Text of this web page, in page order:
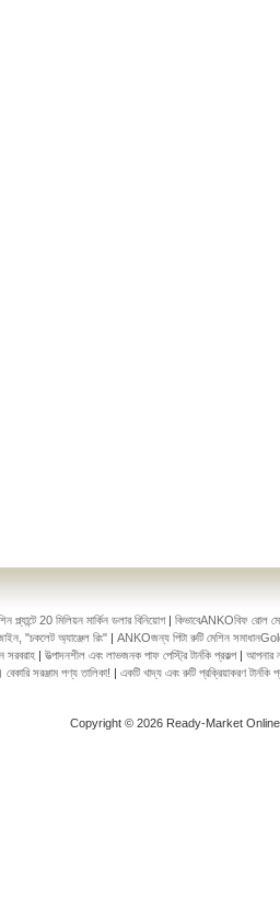
20 মিলিয়ন মার্কিন ডলার বিনিয়োগ |কিভাবেANKOবিফ রোল
"চকলেট অ্যাঞ্জেল রিং" |ANKOজন্য পিটা রুটি মেশিন
সরবরাহ |উত্পাদনশীল এবং লাভজনক পাফ পেস্ট্রি টার্নকি প্রকল্প|আপনার
বেকারি সরঞ্জাম পণ্য তালিকা! | একটি খাদ্য এবং রুটি প্রক্রিয়াকরণ
Copyright © 2026 Ready-Market